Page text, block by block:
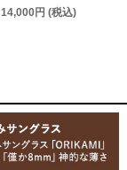
14,000円 (税込)